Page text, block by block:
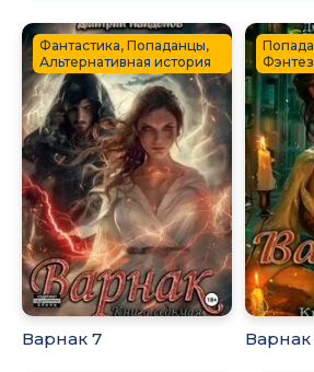
Фантастика, Попаданцы,
Альтернативная история
Варнак 7 Варнак